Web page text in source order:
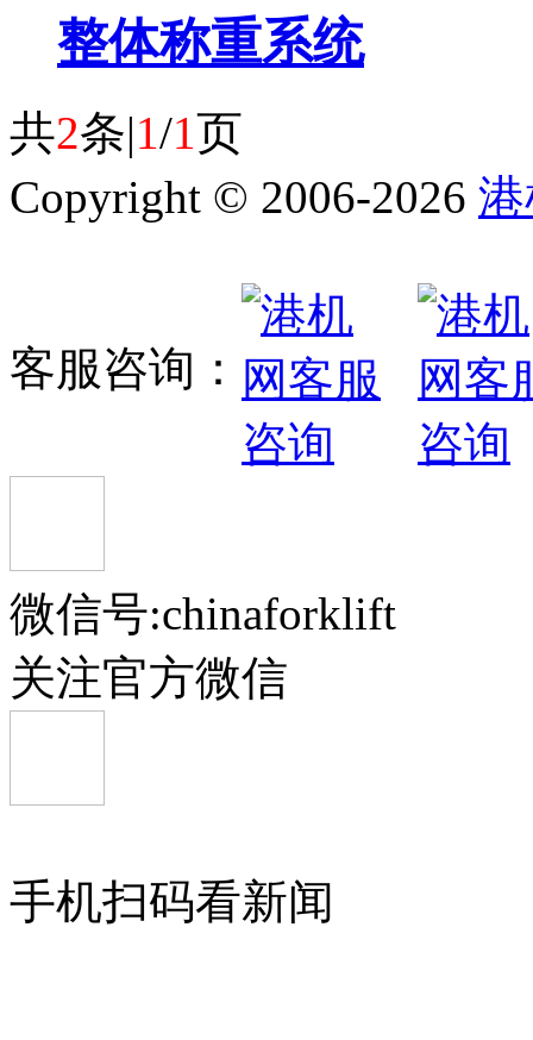
整体称重系统
共2条|1/1页
Copyright © 2006-2026
客服咨询：
微信号:chinaforklift
关注官方微信
手机扫码看新闻